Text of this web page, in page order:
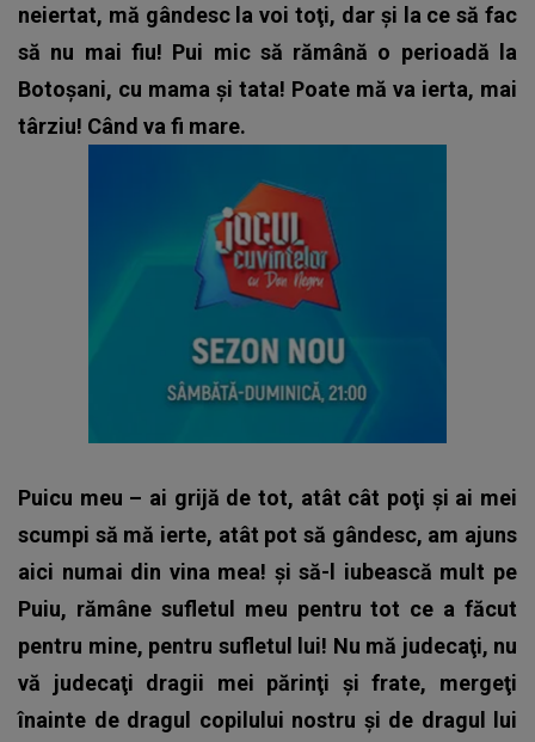
neiertat, mă gândesc la voi toţi, dar şi la ce să fac
să nu mai fiu! Pui mic să rămână o perioadă la
Botoşani, cu mama şi tata! Poate mă va ierta, mai
târziu! Când va fi mare.
Puicu meu – ai grijă de tot, atât cât poţi şi ai mei
scumpi să mă ierte, atât pot să gândesc, am ajuns
aici numai din vina mea! şi să-l iubească mult pe
Puiu, rămâne sufletul meu pentru tot ce a făcut
pentru mine, pentru sufletul lui! Nu mă judecaţi, nu
vă judecaţi dragii mei părinţi şi frate, mergeţi
înainte de dragul copilului nostru şi de dragul lui